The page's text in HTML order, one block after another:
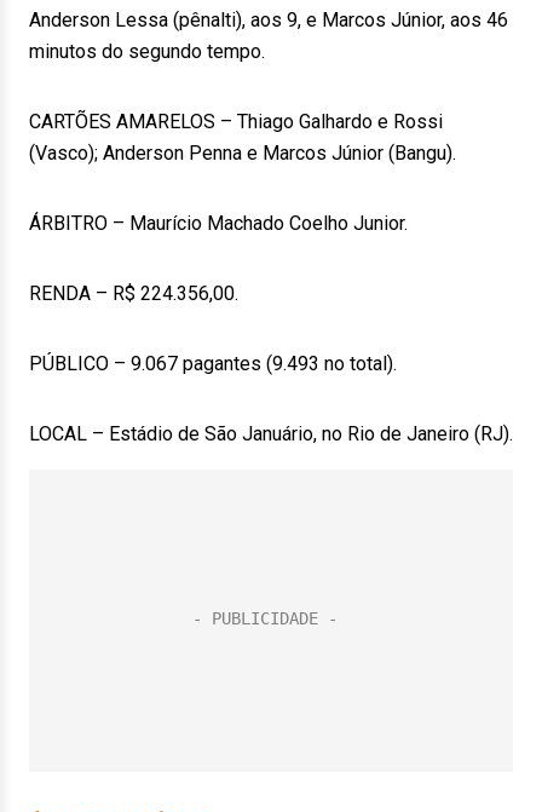
Anderson Lessa (pênalti), aos 9, e Marcos Júnior, aos 46
minutos do segundo tempo.
CARTÕES AMARELOS – Thiago Galhardo e Rossi
(Vasco); Anderson Penna e Marcos Júnior (Bangu).
ÁRBITRO – Maurício Machado Coelho Junior.
RENDA – R$ 224.356,00.
PÚBLICO – 9.067 pagantes (9.493 no total).
LOCAL – Estádio de São Januário, no Rio de Janeiro (RJ).